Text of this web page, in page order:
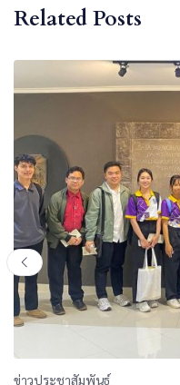
Related Posts
ข่าวประชาสัมพันธ์